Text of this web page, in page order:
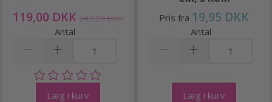
119,00 DKK 249,00 DKK
Antal
Læg i kurv
Pris fra 19,95 DKK
Antal
Læg i kurv